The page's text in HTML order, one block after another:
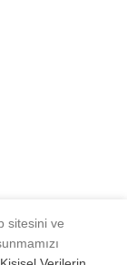
sitesini ve